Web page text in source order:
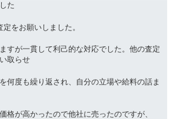
た
をお願いしました。
すが一貫して利己的な対応でした。他の査定
取らせ
何度も繰り返され、自分の立場や給料の話ま
格が高かったので他社に売ったのですが、